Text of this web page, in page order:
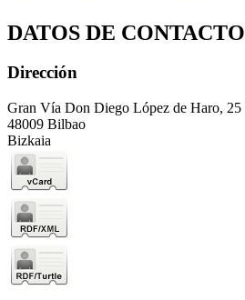
DATOS DE CONTACTO
Dirección
Gran Vía Don Diego López de Haro, 25
48009 Bilbao
Bizkaia